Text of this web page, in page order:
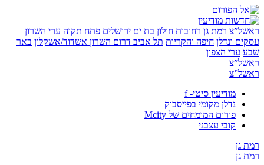
רמת גן רחובות חולון בת ים ירושלים פתח תקוה ערי השרון
ונדלן חיפה והקריות תל אביבדרום השרון אשדוד/אשקלון באר
ערי הצפון
מודיעין סיטי- f
נדלן מקומי בפייסבוק
פורום המומחים של Mcity
קובי עצבני